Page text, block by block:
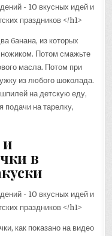
банана, из которых
Потом смажьте
масла. Потом при
из любого шоколада.
на детскую еду,
подачи на тарелку,
и
в
как показано на видео